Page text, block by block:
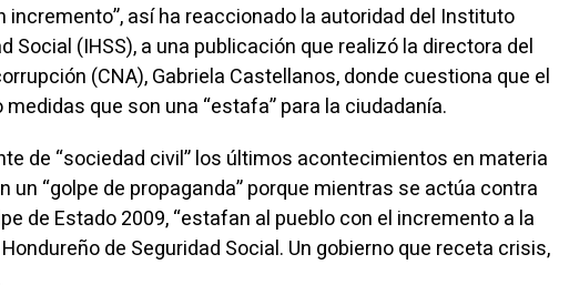
incremento”, así ha reaccionado la autoridad del Instituto
Social (IHSS), a una publicación que realizó la directora del
(CNA), Gabriela Castellanos, donde cuestiona que el
que son una “estafa” para la ciudadanía.
de “sociedad civil” los últimos acontecimientos en materia
un “golpe de propaganda” porque mientras se actúa contra
de Estado 2009, “estafan al pueblo con el incremento a la
de Seguridad Social. Un gobierno que receta crisis,